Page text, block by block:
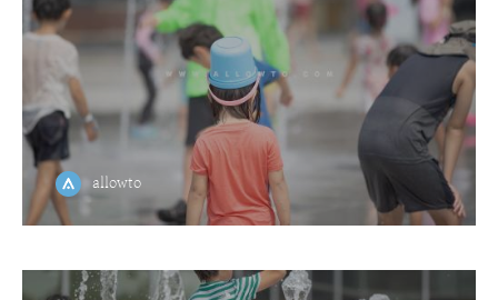
allowto